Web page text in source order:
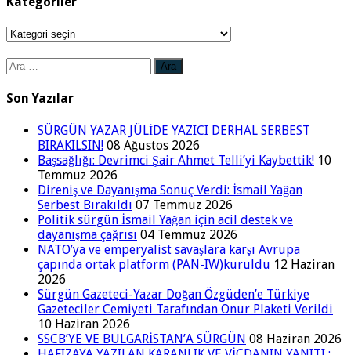
Kategoriler
Arama:
Son Yazılar
SÜRGÜN YAZAR JÜLİDE YAZICI DERHAL SERBEST
BIRAKILSIN! 08 Ağustos 2026
Başsağlığı: Devrimci Şair Ahmet Telli’yi Kaybettik! 10
Temmuz 2026
Direniş ve Dayanışma Sonuç Verdi: İsmail Yağan
Serbest Bırakıldı 07 Temmuz 2026
Politik sürgün İsmail Yağan için acil destek ve
dayanışma çağrısı 04 Temmuz 2026
NATO’ya ve emperyalist savaşlara karşı Avrupa
çapında ortak platform (PAN-IW)kuruldu 12 Haziran
2026
Sürgün Gazeteci-Yazar Doğan Özgüden’e Türkiye
Gazeteciler Cemiyeti Tarafından Onur Plaketi Verildi
10 Haziran 2026
SSCB’YE VE BULGARİSTAN’A SÜRGÜN 08 Haziran 2026